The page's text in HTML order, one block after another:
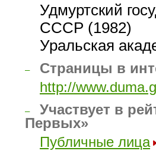
Удмуртский
СССР (1982)
Уральская
–
Страницы в
http://
–
Участвует в
Первых»
Публичные лица